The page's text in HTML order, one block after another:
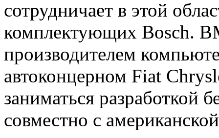
сотрудничает в этой
комплектующих Bosch.
производителем
автоконцерном Fiat
заниматься разработкой
совместно с